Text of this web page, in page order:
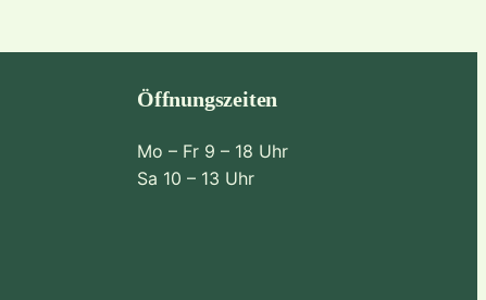
Öffnungszeiten
Mo – Fr 9 – 18 Uhr
Sa 10 – 13 Uhr